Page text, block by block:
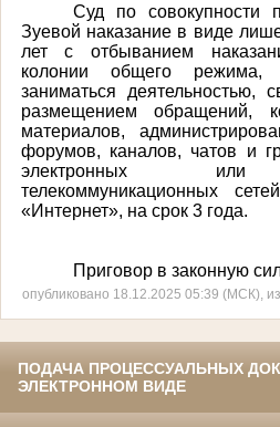
Суд по совокупности
Зуевой наказание в виде
лет с отбыванием
колонии общего
заниматься деятельностью,
размещением обращений,
материалов,
форумов, каналов, чатов и
электронных или
телекоммуникационных
«Интернет», на срок 3 года.
Приговор в законную
опубликовано 18.12.2025 05:39 (МСК),
ПОДАЧА ПРОЦЕССУАЛЬНЫХ
ЭЛЕКТРОННОМ ВИДЕ